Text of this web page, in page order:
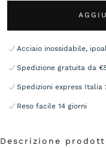
Acciaio inossidabile,
Spedizione gratuita da
Spedizioni express Italia
Reso facile 14 giorni
Descrizione